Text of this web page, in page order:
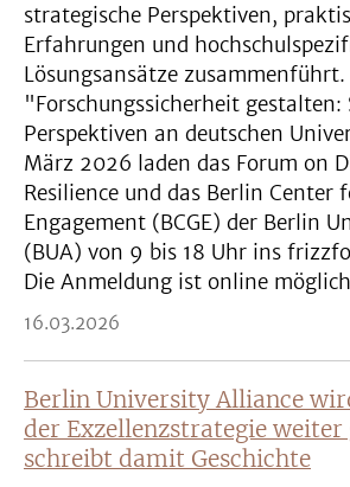
strategische Perspektiven,
Erfahrungen und
Lösungsansätze zusammenführt.
"Forschungssicherheit
Perspektiven an deutschen
März 2026 laden das Forum on
Resilience und das Berlin Center
Engagement (BCGE) der Berlin
(BUA) von 9 bis 18 Uhr ins
Die Anmeldung ist online
16.03.2026
Berlin University Alliance
der Exzellenzstrategie
schreibt damit Geschichte